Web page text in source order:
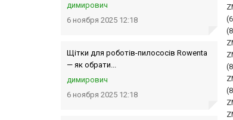
димирович
6 ноября 2025 12:18
Щітки для роботів-пилососів Rowenta
— як обрати...
димирович
6 ноября 2025 12:18